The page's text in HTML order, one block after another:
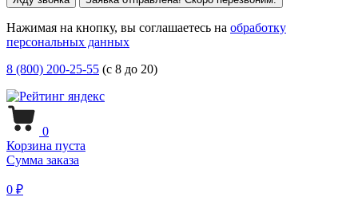
Нажимая на кнопку, вы соглашаетесь на обработку
персональных данных
8 (800) 200-25-55 (с 8 до 20)
0
Корзина пуста
Сумма заказа
0 ₽